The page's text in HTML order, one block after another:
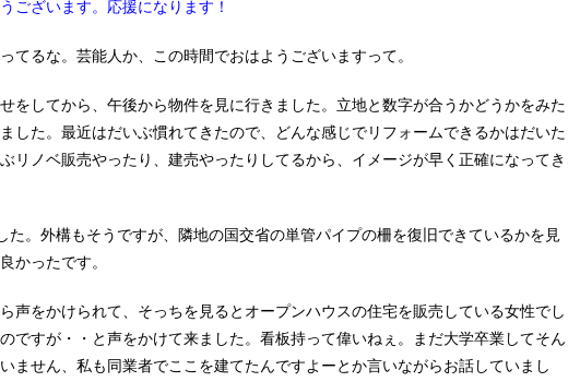
ございます。応援になります！
てるな。芸能人か、この時間でおはようございますって。
をしてから、午後から物件を見に行きました。立地と数字が合うかどうかをみた
した。最近はだいぶ慣れてきたので、どんな感じでリフォームできるかはだいた
リノベ販売やったり、建売やったりしてるから、イメージが早く正確になってき
た。外構もそうですが、隣地の国交省の単管パイプの柵を復旧できているかを見
かったです。
声をかけられて、そっちを見るとオープンハウスの住宅を販売している女性でし
ですが・・と声をかけて来ました。看板持って偉いねぇ。まだ大学卒業してそん
ません、私も同業者でここを建てたんですよーとか言いながらお話していまし